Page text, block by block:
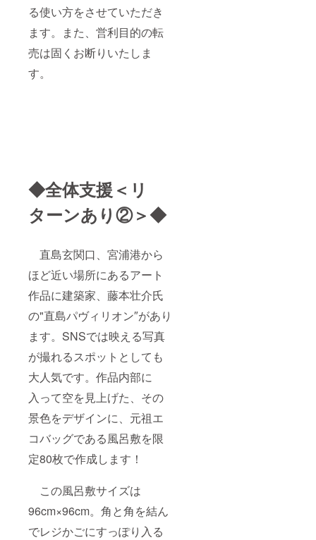
る使い方をさせていただき
ます。また、営利目的の転
売は固くお断りいたしま
す。
◆全体支援＜リ
ターンあり②＞◆
直島玄関口、宮浦港から
ほど近い場所にあるアート
作品に建築家、藤本壮介氏
の"直島パヴィリオン″があり
ます。SNSでは映える写真
が撮れるスポットとしても
大人気です。作品内部に
入って空を見上げた、その
景色をデザインに、元祖エ
コバッグである風呂敷を限
定80枚で作成します！
この風呂敷サイズは
96cm×96cm。角と角を結ん
でレジかごにすっぽり入る